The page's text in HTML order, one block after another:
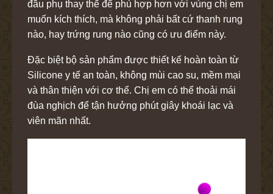
đầu phụ thay thế để phù hợp hơn với vùng chị em
muốn kích thích, mà không phải bất cứ thanh rung
nào, hay trứng rung nào cũng có ưu điểm này.
Đặc biệt bộ sản phẩm được thiết kế hoàn toàn từ
Silicone y tế an toàn, không mùi cao su, mềm mại
và thân thiện với cơ thể. Chị em có thể thoải mái
đùa nghịch để tận hưởng phút giây khoái lạc và
viên mãn nhất.